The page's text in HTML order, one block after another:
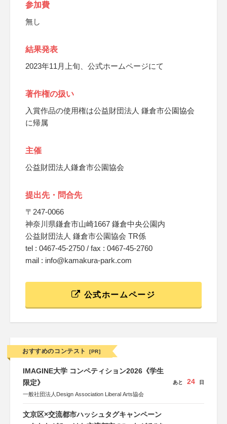
参加費
無し
結果発表
2023年11月上旬、公式ホームページにて
著作権の扱い
入賞作品の使用権は公益財団法人 鎌倉市公園協会
に帰属
主催
公益財団法人鎌倉市公園協会
提出先・問合先
〒247-0066
神奈川県鎌倉市山崎1667 鎌倉中央公園内
公益財団法人 鎌倉市公園協会 TR係
tel : 0467-45-2750 / fax : 0467-45-2760
mail : info@kamakura-park.com
公式ホームページ
おすすめのコンテスト [PR]
IMAGINE大学 コンペティション2026《学生
限定》
一般社団法人Design Association Liberal Arts協会
あと 24 日
文京区×交流都市ハッシュタグキャンペーン